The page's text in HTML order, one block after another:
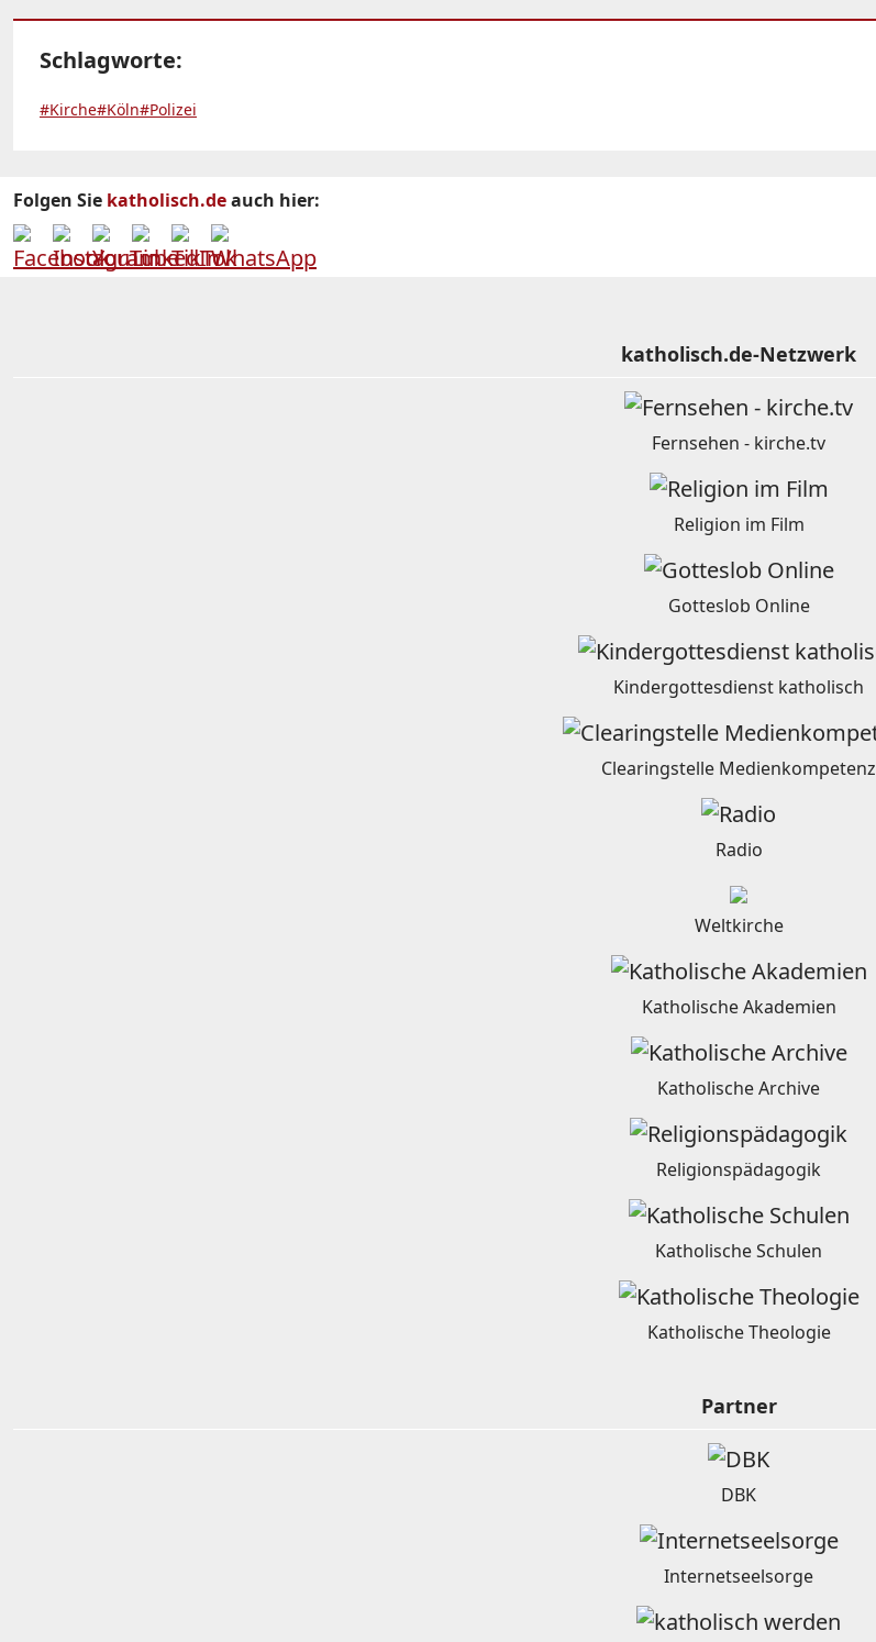
Schlagworte:
#Kirche#Köln#Polizei
Folgen Sie katholisch.deauch hier:
katholisch.de-Netzwerk
Fernsehen - kirche.tv
Religion im Film
Gotteslob Online
Kindergottesdienst katholisch
Clearingstelle Medienkompetenz
Radio
Weltkirche
Katholische Akademien
Katholische Archive
Religionspädagogik
Katholische Schulen
Katholische Theologie
Partner
DBK
Internetseelsorge